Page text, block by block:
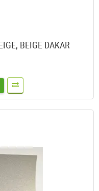
BEIGE DAKAR